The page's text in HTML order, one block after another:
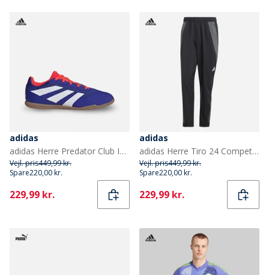
adidas
adidas Herre Predator Club IN Indendørs Sala Fodboldstøvler Cloud White/Lucid Blue/Solar Red
Vejl. pris449,99 kr.
Spare220,00 kr.
Current
229,99 kr.
adidas
adidas Herre Tiro 24 Competition Præsentations Track Pants Sort/Team Dark Grey
Vejl. pris449,99 kr.
Spare220,00 kr.
Current
229,99 kr.